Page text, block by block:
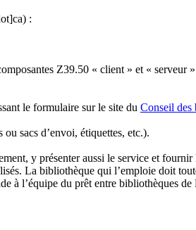
:
Z39.50 « client » et « serveur
le formulaire sur le site du Conseil des
sacs d’envoi, étiquettes, etc.).
y présenter aussi le service et
La bibliothèque qui l’emploie doit
à l’équipe du prêt entre bibliothèques